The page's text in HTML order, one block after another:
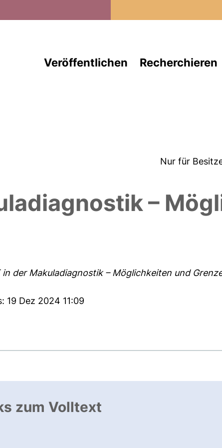
Veröffentlichen Recherchieren
Nur für
–
in der Makuladiagnostik – Möglichkeiten und
19 Dez 2024 11:09
zum Volltext